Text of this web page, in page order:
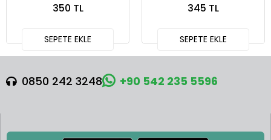
350 TL
SEPETE EKLE
345 TL
SEPETE EKLE
0850 242 3248 +90 542 235 5596